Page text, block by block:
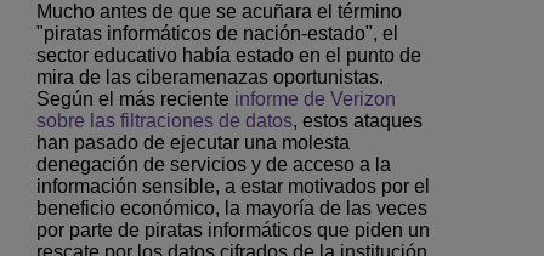
Mucho antes de que se acuñara el término
"piratas informáticos de nación-estado", el
sector educativo había estado en el punto de
mira de las ciberamenazas oportunistas.
Según el más reciente informe de Verizon
sobre las filtraciones de datos, estos ataques
han pasado de ejecutar una molesta
denegación de servicios y de acceso a la
información sensible, a estar motivados por el
beneficio económico, la mayoría de las veces
por parte de piratas informáticos que piden un
rescate por los datos cifrados de la institución